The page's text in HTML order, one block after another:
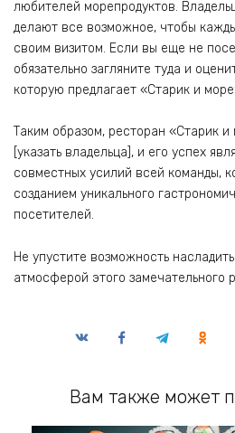
любителей морепродуктов.
делают все возможное, чтобы
своим визитом. Если вы еще не
обязательно загляните туда и
которую предлагает «Старик и
Таким образом, ресторан «Старик
[указать владельца], и его успех
совместных усилий всей команды,
созданием уникального
посетителей.
Не упустите возможность
атмосферой этого замечательного
Вам также может